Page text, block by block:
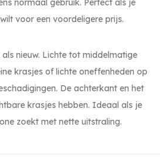
normaal gebruik. Perfect als je
voor een voordeligere prijs.
nieuw. Lichte tot middelmatige
krasjes of lichte oneffenheden op
De achterkant en het
krasjes hebben. Ideaal als je
zoekt met nette uitstraling.